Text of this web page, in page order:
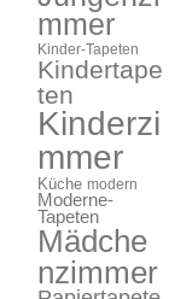
mmer
Kinder-Tapeten
Kindertape
ten
Kinderzi
mmer
Küche modern
Moderne-
Tapeten
Mädche
nzimmer